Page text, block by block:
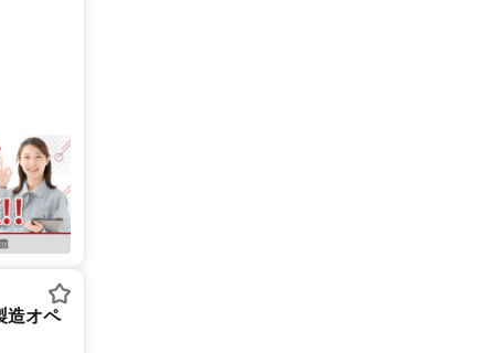
造オペ